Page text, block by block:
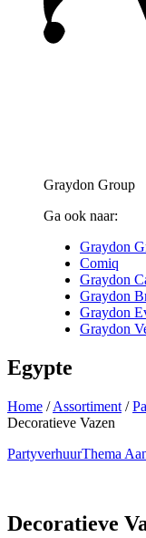
Graydon Group
Ga ook naar:
Graydon
Comiq
Graydon
Graydon
Graydon
Graydon
Egypte
Home /Assortiment /
Decoratieve Vazen
PartyverhuurThema
Decoratieve